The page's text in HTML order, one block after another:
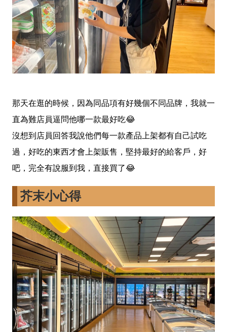
那天在逛的時候，因為同品項有好幾個不同品牌，我就一
直為難店員逼問他哪一款最好吃😂
沒想到店員回答我說他們每一款產品上架都有自己試吃
過，好吃的東西才會上架販售，堅持最好的給客戶，好
吧，完全有說服到我，直接買了😂
芥末小心得